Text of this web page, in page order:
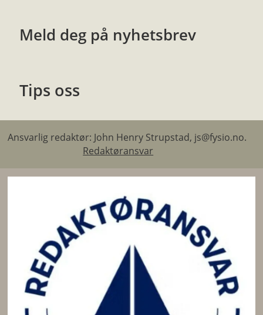
Meld deg på nyhetsbrev
Tips oss
Ansvarlig redaktør: John Henry Strupstad, js@fysio.no.
Redaktøransvar